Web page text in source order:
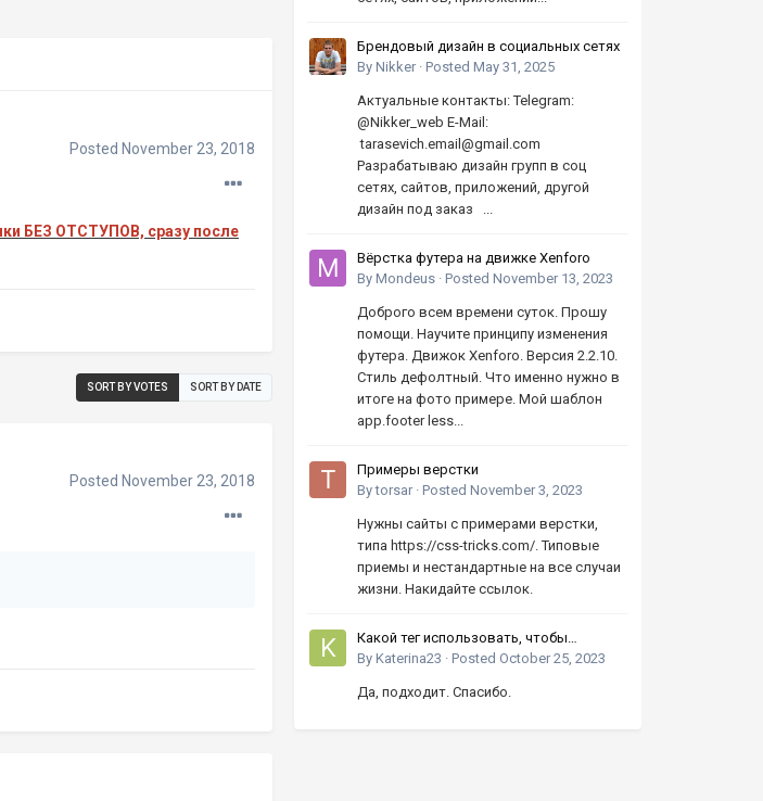
Posted November 23, 2018
БЕЗ ОТСТУПОВ, сразу после
SORT BY VOTES SORT BY DATE
Posted November 23, 2018
Брендовый дизайн в социальных сетях
By Nikker · Posted May 31, 2025
Актуальные контакты: Telegram:
@Nikker_web E-Mail:
tarasevich.email@gmail.com
Разрабатываю дизайн групп в соц
сетях, сайтов, приложений, другой
дизайн под заказ ...
Вёрстка футера на движке Xenforo
By Mondeus · Posted November 13, 2023
Доброго всем времени суток. Прошу
помощи. Научите принципу изменения
футера. Движок Xenforo. Версия 2.2.10.
Стиль дефолтный. Что именно нужно в
итоге на фото примере. Мой шаблон
app.footer less...
Примеры верстки
Bytorsar · Posted November 3, 2023
Нужны сайты с примерами верстки,
типа https://css-tricks.com/. Типовые
приемы и нестандартные на все случаи
жизни. Накидайте ссылок.
Какой тег использовать, чтобы
увеличивать число кнопками вверх-
By Katerina23 · Posted October 25, 2023
Да, подходит. Спасибо.